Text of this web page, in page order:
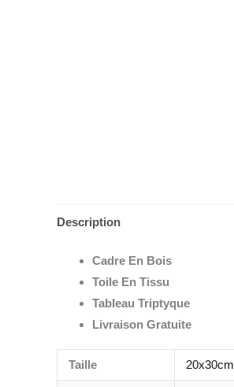
Description
Cadre En Bois
Toile En Tissu
Tableau Triptyque
Livraison Gratuite
Taille 20x30cm